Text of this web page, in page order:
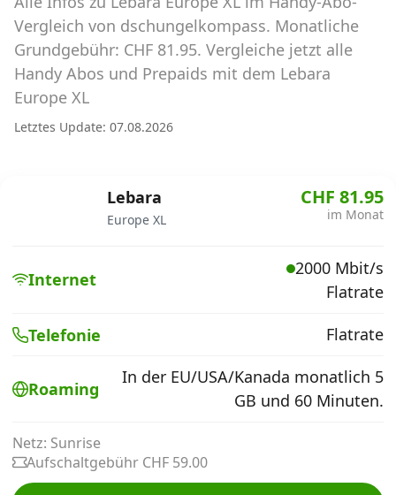
Abos für Tablets, Hotspots und Smart
Watches
Tarifrechner Handy-Abo
Der gute alte Tarifrechner im neuen Design
Alle Anbieter
Mobilfunknetz Schweiz
Handy-Abo kündigen oder
wechseln
Alle Mobile-Vergleiche
Internet, TV, Telefon
Vergleich von dschungelkompass. Monatliche
Grundgebühr: CHF 81.95. Vergleiche jetzt alle
Handy Abos und Prepaids mit dem Lebara
Europe XL
Letztes Update: 07.08.2026
Lebara
Europe XL
CHF 81.95
im Monat
Internet
2000 Mbit/s
Flatrate
Telefonie Flatrate
Roaming
In der EU/USA/Kanada monatlich 5
GB und 60 Minuten.
Netz: Sunrise
Aufschaltgebühr CHF 59.00